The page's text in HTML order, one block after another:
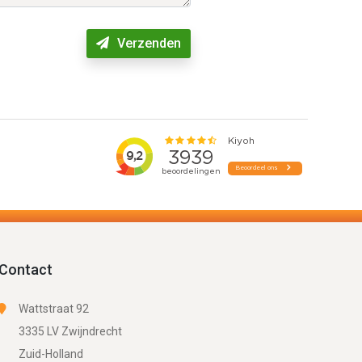
Verzenden
Contact
Wattstraat 92
3335 LV Zwijndrecht
Zuid-Holland